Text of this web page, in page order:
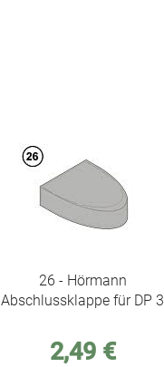
26 - Hörmann
Abschlussklappe für DP 3
2,49 €